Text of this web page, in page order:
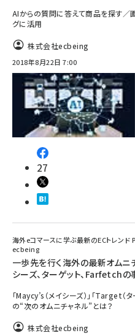
AIからの質問に答えて商品を探す／
グに活用
株式会社ecbeing
2018年8月22日 7:00
27
海外eコマースに学ぶ最新のECトレン
ecbeing
一歩先を行く海外の最新オムニチ
シーズ、ターゲット、Farfetchの
「Maycy’s（メイシーズ）」「Target（
の“次のオムニチャネル”とは？
株式会社ecbeing